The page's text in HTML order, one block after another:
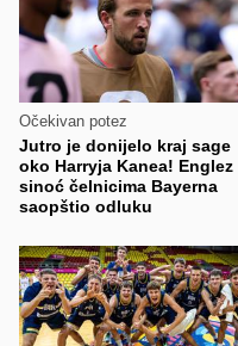
Očekivan potez
Jutro je donijelo kraj sage
oko Harryja Kanea! Englez
sinoć čelnicima Bayerna
saopštio odluku